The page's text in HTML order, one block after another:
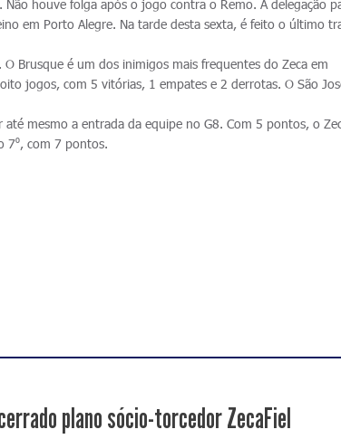
houve folga após o jogo contra o Remo. A delegação
em Porto Alegre. Na tarde desta sexta, é feito o último
Brusque é um dos inimigos mais frequentes do Zeca em
jogos, com 5 vitórias, 1 empates e 2 derrotas. O São
mesmo a entrada da equipe no G8. Com 5 pontos, o
7⁰, com 7 pontos.
plano sócio-torcedor ZecaFiel